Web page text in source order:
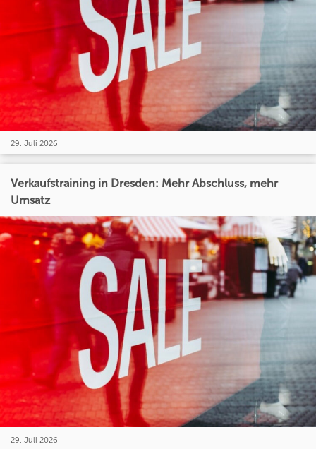
29. Juli 2026
Verkaufstraining in Dresden: Mehr Abschluss, mehr
Umsatz
29. Juli 2026